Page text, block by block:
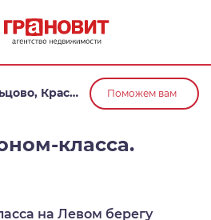
Обь Поможем вам
класса.
на Левом берегу